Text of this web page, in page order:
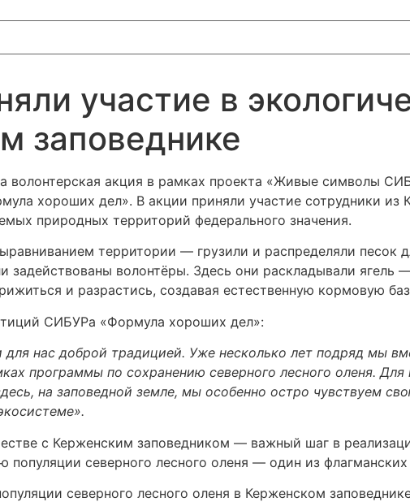
участие в
заповеднике
волонтерская акция в рамках проекта «Живые символы
хороших дел». В акции приняли участие сотрудники из
природных территорий федерального значения.
территории — грузили и распределяли песок
задействованы волонтёры. Здесь они раскладывали
и разрастись, создавая естественную кормовую
СИБУРа «Формула хороших дел»:
нас доброй традицией. Уже несколько лет подряд мы
программы по сохранению северного лесного оленя.
на заповедной земле, мы особенно остро чувствуем
с Керженским заповедником — важный шаг в
популяции северного лесного оленя — один из
северного лесного оленя в Керженском